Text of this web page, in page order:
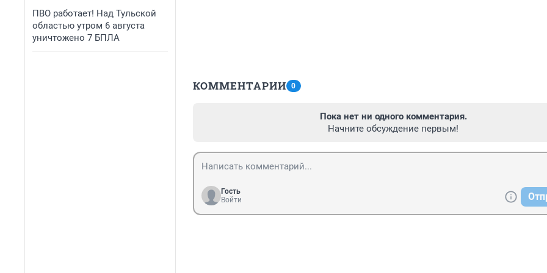
ПВО работает! Над Тульской
областью утром 6 августа
уничтожено 7 БПЛА
КОММЕНТАРИИ 0
Пока нет ни одного комментария.
Начните обсуждение первым!
Гость
Войти